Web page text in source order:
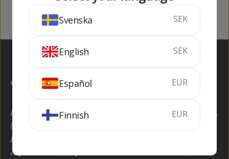
Här kan du handla hem dryckesvaror inom alla kategorier enkelt,
billigt och framför allt lagligt enligt EU-domstolen.
Bodegashop.com är en av de största grossisterna i Spanien med
ett produktsortiment på över 8.000 artiklar. Saknar du en vara
Svenska SEK
English SEK
Español EUR
Finnish EUR